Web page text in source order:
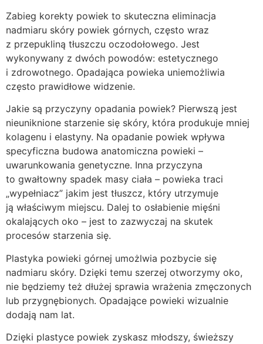
Zabieg korekty powiek to skuteczna eliminacja
nadmiaru skóry powiek górnych, często wraz
z przepukliną tłuszczu oczodołowego. Jest
wykonywany z dwóch powodów: estetycznego
i zdrowotnego. Opadająca powieka uniemożliwia
często prawidłowe widzenie.
Jakie są przyczyny opadania powiek? Pierwszą jest
nieuniknione starzenie się skóry, która produkuje mniej
kolagenu i elastyny. Na opadanie powiek wpływa
specyficzna budowa anatomiczna powieki –
uwarunkowania genetyczne. Inna przyczyna
to gwałtowny spadek masy ciała – powieka traci
„wypełniacz” jakim jest tłuszcz, który utrzymuje
ją właściwym miejscu. Dalej to osłabienie mięśni
okalających oko – jest to zazwyczaj na skutek
procesów starzenia się.
Plastyka powieki górnej umożlwia pozbycie się
nadmiaru skóry. Dzięki temu szerzej otworzymy oko,
nie będziemy też dłużej sprawia wrażenia zmęczonych
lub przygnębionych. Opadające powieki wizualnie
dodają nam lat.
Dzięki plastyce powiek zyskasz młodszy, świeższy